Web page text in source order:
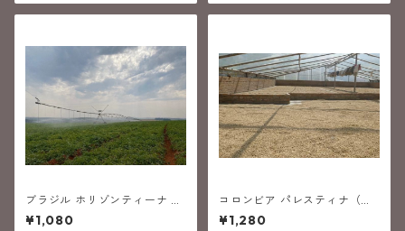
ブラジル ホリゾンティーナ ア
レグリア (中煎り）
¥1,080
コロンビア パレスティナ（中
深煎り）
¥1,280